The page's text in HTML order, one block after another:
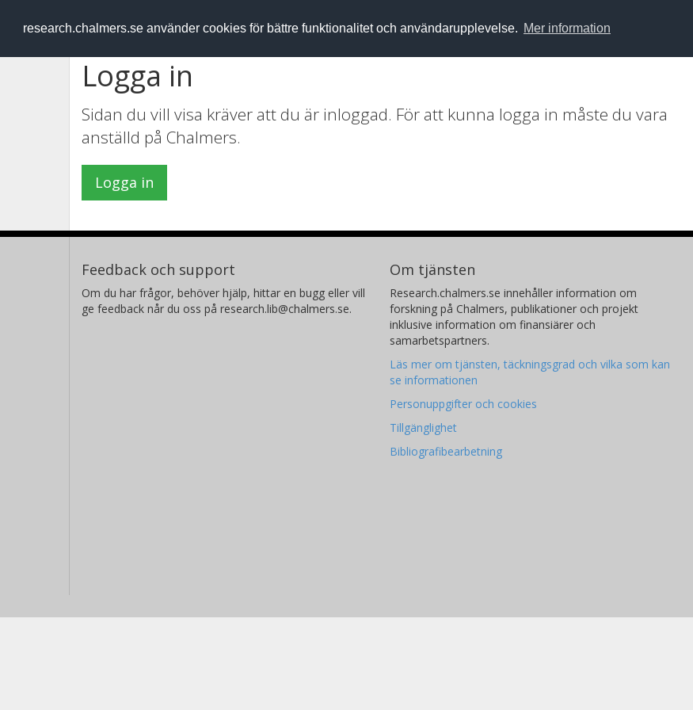
research.chalmers.se använder cookies för bättre funktionalitet och användarupplevelse. Mer information
RESEARCH.chalmers.se
Logga in
Sidan du vill visa kräver att du är inloggad. För att kunna logga in måste du vara
anställd på Chalmers.
Logga in
Feedback och support
Om du har frågor, behöver hjälp, hittar en bugg eller vill
ge feedback når du oss på research.lib@chalmers.se.
Om tjänsten
Research.chalmers.se innehåller information om
forskning på Chalmers, publikationer och projekt
inklusive information om finansiärer och
samarbetspartners.
Läs mer om tjänsten, täckningsgrad och vilka som kan
se informationen
Personuppgifter och cookies
Tillgänglighet
Bibliografibearbetning